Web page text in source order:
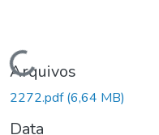
Carregando...
Arquivos
2272.pdf(6,64 MB)
Data